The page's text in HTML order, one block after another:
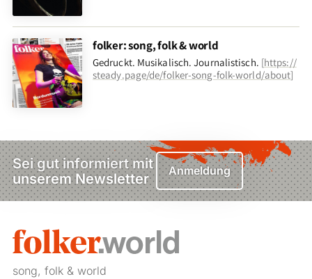
folker: song, folk & world
Gedruckt. Musikalisch. Journalistisch. [https://
steady.page/de/folker-song-folk-world/about]
Sei gut informiert mit
unserem Newsletter
Anmeldung
song, folk & world